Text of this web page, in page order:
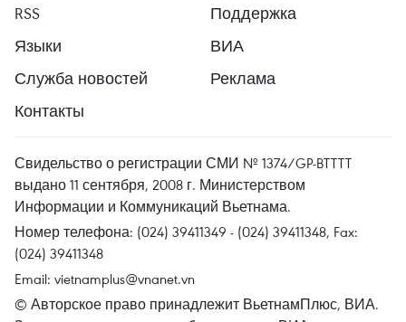
RSS
Поддержка
Языки
ВИА
Служба новостей
Реклама
Контакты
Свидельство о регистрации СМИ № 1374/GP-BTTTT
выдано 11 сентября, 2008 г. Министерством
Информации и Коммуникаций Вьетнама.
Номер телефона: (024) 39411349 - (024) 39411348, Fax:
(024) 39411348
Email: vietnamplus@vnanet.vn
© Авторское право принадлежит ВьетнамПлюс, ВИА.